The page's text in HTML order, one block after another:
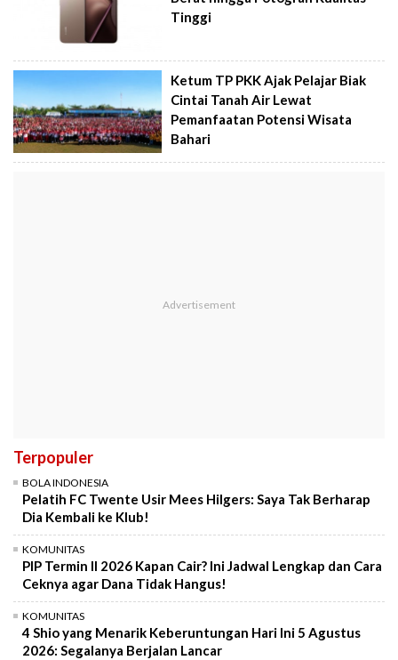
Tinggi
Ketum TP PKK Ajak Pelajar Biak
Cintai Tanah Air Lewat
Pemanfaatan Potensi Wisata
Bahari
Terpopuler
BOLA INDONESIA
Pelatih FC Twente Usir Mees Hilgers: Saya Tak Berharap
Dia Kembali ke Klub!
KOMUNITAS
PIP Termin II 2026 Kapan Cair? Ini Jadwal Lengkap dan Cara
Ceknya agar Dana Tidak Hangus!
KOMUNITAS
4 Shio yang Menarik Keberuntungan Hari Ini 5 Agustus
2026: Segalanya Berjalan Lancar